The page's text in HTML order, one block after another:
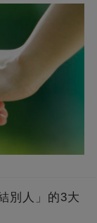
別人」的3大